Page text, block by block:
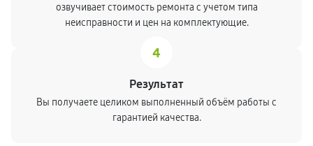
озвучивает стоимость ремонта с учетом типа
неисправности и цен на комплектующие.
4
Результат
Вы получаете целиком выполненный объём работы с
гарантией качества.